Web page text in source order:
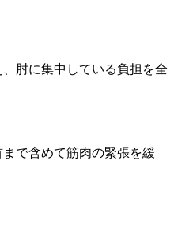
肘に集中している負担を全
で含めて筋肉の緊張を緩